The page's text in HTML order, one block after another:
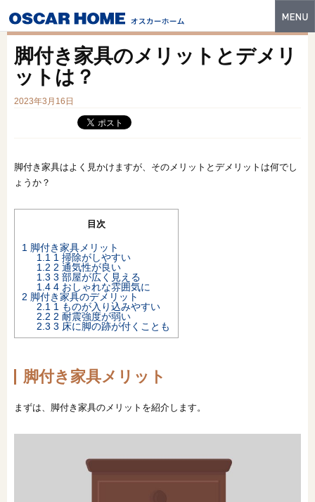
イベント・モデルハウス
スマートセレクト
土地情報
オンライン相談会
脚付き家具のメリットとデメリ
ットは？
2023年3月16日
脚付き家具はよく見かけますが、そのメリットとデメリットは何でし
ょうか？
目次
1 脚付き家具メリット
1.1 1 掃除がしやすい
1.2 2 通気性が良い
1.3 3 部屋が広く見える
1.4 4 おしゃれな雰囲気に
2 脚付き家具のデメリット
2.1 1 ものが入り込みやすい
2.2 2 耐震強度が弱い
2.3 3 床に脚の跡が付くことも
脚付き家具メリット
まずは、脚付き家具のメリットを紹介します。